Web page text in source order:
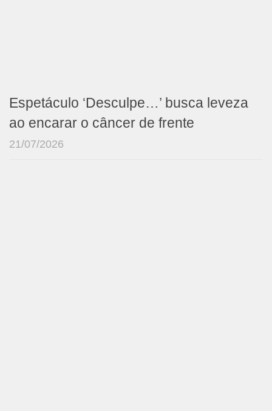
Espetáculo ‘Desculpe…’ busca leveza
ao encarar o câncer de frente
21/07/2026